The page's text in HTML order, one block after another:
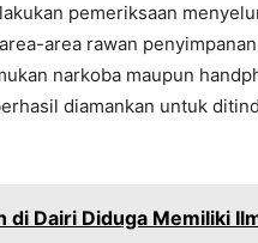
pemeriksaan
area rawan
narkoba maupun
diamankan untuk
di Dairi Diduga Memiliki